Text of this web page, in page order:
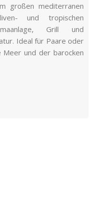
großen mediterranen
und tropischen
Grill und
Ideal für Paare oder
Meer und der barocken